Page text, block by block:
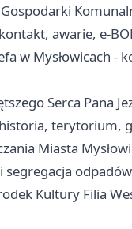
awarie, e-
w Mysłowicach -
Serca Pana
historia, terytorium,
Miasta
i segregacja odpadów
Kultury Filia